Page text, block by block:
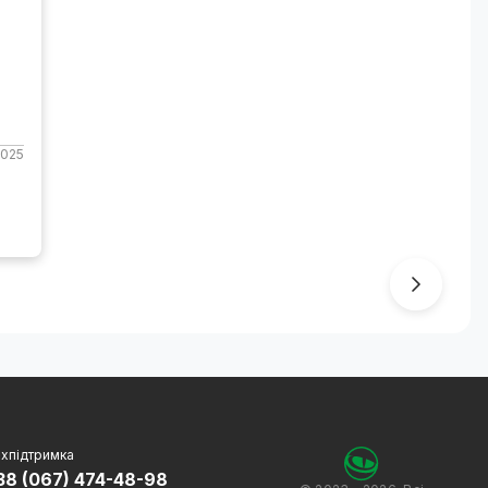
(067) 474-48-98